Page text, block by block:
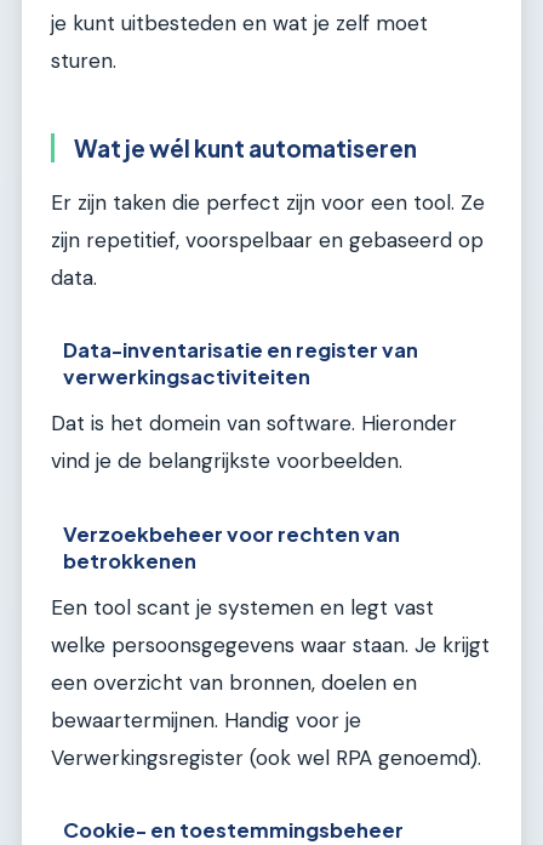
je kunt uitbesteden en wat je zelf moet
sturen.
Wat je wél kunt automatiseren
Er zijn taken die perfect zijn voor een tool. Ze
zijn repetitief, voorspelbaar en gebaseerd op
data.
Data-inventarisatie en register van
verwerkingsactiviteiten
Dat is het domein van software. Hieronder
vind je de belangrijkste voorbeelden.
Verzoekbeheer voor rechten van
betrokkenen
Een tool scant je systemen en legt vast
welke persoonsgegevens waar staan. Je krijgt
een overzicht van bronnen, doelen en
bewaartermijnen. Handig voor je
Verwerkingsregister (ook wel RPA genoemd).
Cookie- en toestemmingsbeheer